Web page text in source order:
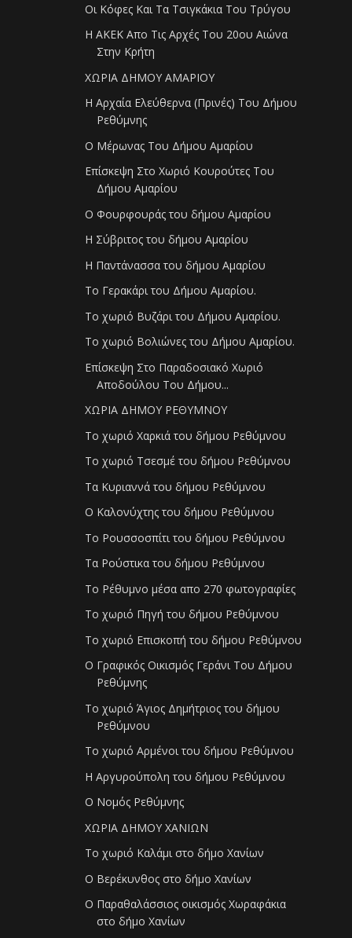
Οι Κόφες Και Τα Τσιγκάκια Του Τρύγου
Η ΑΚΕΚ Απο Τις Αρχές Του 20ου Αιώνα
Στην Κρήτη
ΧΩΡΙΑ ΔΗΜΟΥ ΑΜΑΡΙΟΥ
H Αρχαία Ελεύθερνα (Πρινές) Του Δήμου
Ρεθύμνης
Ο Μέρωνας Του Δήμου Αμαρίου
Επίσκεψη Στο Χωριό Κουρούτες Του
Δήμου Αμαρίου
Ο Φουρφουράς του δήμου Αμαρίου
Η Σύβριτος του δήμου Αμαρίου
Η Παντάνασσα του δήμου Αμαρίου
Το Γερακάρι του Δήμου Αμαρίου.
Το χωριό Βυζάρι του Δήμου Αμαρίου.
Το χωριό Βολιώνες του Δήμου Αμαρίου.
Επίσκεψη Στο Παραδοσιακό Χωριό
Αποδούλου Του Δήμου...
ΧΩΡΙΑ ΔΗΜΟΥ ΡΕΘΥΜΝΟΥ
Το χωριό Χαρκιά του δήμου Ρεθύμνου
Το χωριό Τσεσμέ του δήμου Ρεθύμνου
Τα Κυριαννά του δήμου Ρεθύμνου
Ο Καλονύχτης του δήμου Ρεθύμνου
Το Ρουσσοσπίτι του δήμου Ρεθύμνου
Τα Ρούστικα του δήμου Ρεθύμνου
Το Ρέθυμνο μέσα απο 270 φωτογραφίες
Το χωριό Πηγή του δήμου Ρεθύμνου
Το χωριό Επισκοπή του δήμου Ρεθύμνου
Ο Γραφικός Οικισμός Γεράνι Του Δήμου
Ρεθύμνης
Το χωριό Άγιος Δημήτριος του δήμου
Ρεθύμνου
Το χωριό Αρμένοι του δήμου Ρεθύμνου
Η Αργυρούπολη του δήμου Ρεθύμνου
Ο Νομός Ρεθύμνης
ΧΩΡΙΑ ΔΗΜΟΥ ΧΑΝΙΩΝ
Το χωριό Καλάμι στο δήμο Χανίων
Ο Βερέκυνθος στο δήμο Χανίων
Ο Παραθαλάσσιος οικισμός Χωραφάκια
στο δήμο Χανίων